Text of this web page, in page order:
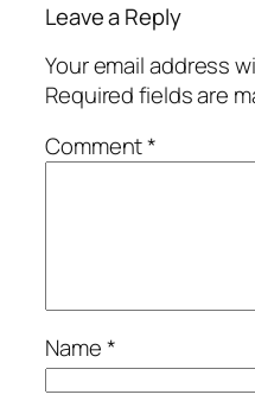
Leave a Reply
Your email address
Required fields are
Comment*
Name*